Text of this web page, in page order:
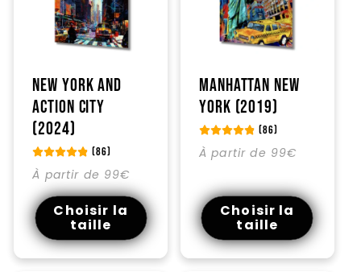
New York and
action city
(2024)
(86)
Prix
habituel
À partir de 99€
Choisir la
taille
Manhattan New
York (2019)
(86)
Prix
À partir de 99€
Choisir la
taille